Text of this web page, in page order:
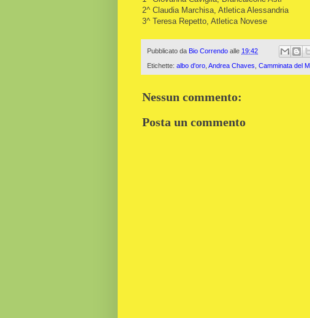
2^ Claudia Marchisa, Atletica Alessandria
3^ Teresa Repetto, Atletica Novese
Pubblicato da Bio Correndo alle 19:42
Etichette: albo d'oro Andrea Chaves Camminata del
Nessun commento:
Posta un commento